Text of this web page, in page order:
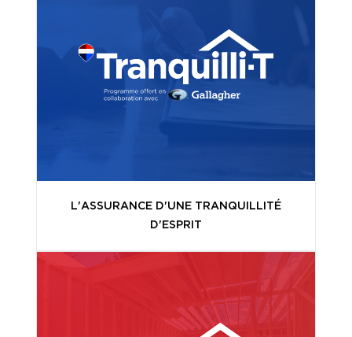
L'ASSURANCE D'UNE TRANQUILLITÉ
D'ESPRIT